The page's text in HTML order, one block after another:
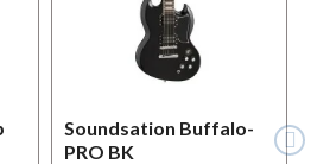
Soundsation Buffalo-
PRO BK